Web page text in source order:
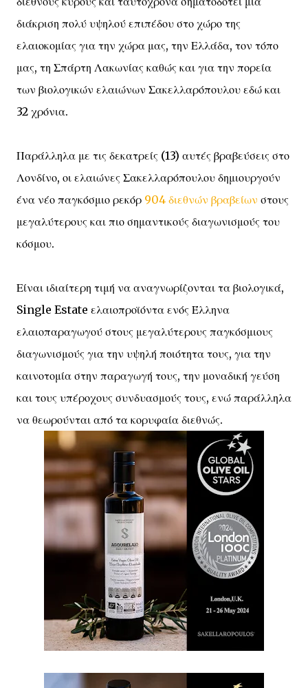
διάκριση πολύ υψηλού επιπέδου στο χώρο της
ελαιοκομίας για την χώρα μας, την Ελλάδα, τον τόπο
μας, τη Σπάρτη Λακωνίας καθώς και για την πορεία
των βιολογικών ελαιώνων Σακελλαρόπουλου εδώ και
32 χρόνια.
Παράλληλα με τις δεκατρείς (13) αυτές βραβεύσεις στο
Λονδίνο, οι ελαιώνες Σακελλαρόπουλου δημιουργούν
ένα νέο παγκόσμιο ρεκόρ 904 διεθνών βραβείων στους
μεγαλύτερους και πιο σημαντικούς διαγωνισμούς του
κόσμου.
Είναι ιδιαίτερη τιμή να αναγνωρίζονται τα βιολογικά,
Single Estate ελαιοπροϊόντα ενός Έλληνα
ελαιοπαραγωγού στους μεγαλύτερους παγκόσμιους
διαγωνισμούς για την υψηλή ποιότητα τους, για την
καινοτομία στην παραγωγή τους, την μοναδική γεύση
και τους υπέροχους συνδυασμούς τους, ενώ παράλληλα
να θεωρούνται από τα κορυφαία διεθνώς.